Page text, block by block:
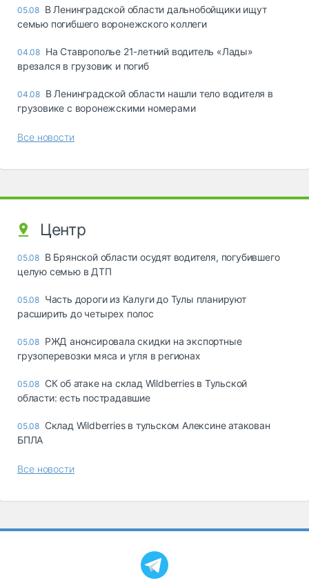
05.08 В Ленинградской области дальнобойщики ищут
семью погибшего воронежского коллеги
04.08 На Ставрополье 21-летний водитель «Лады»
врезался в грузовик и погиб
04.08 В Ленинградской области нашли тело водителя в
грузовике с воронежскими номерами
Все новости
Центр
05.08 В Брянской области осудят водителя, погубившего
целую семью в ДТП
05.08 Часть дороги из Калуги до Тулы планируют
расширить до четырех полос
05.08 РЖД анонсировала скидки на экспортные
грузоперевозки мяса и угля в регионах
05.08 СК об атаке на склад Wildberries в Тульской
области: есть пострадавшие
05.08 Склад Wildberries в тульском Алексине атакован
БПЛА
Все новости